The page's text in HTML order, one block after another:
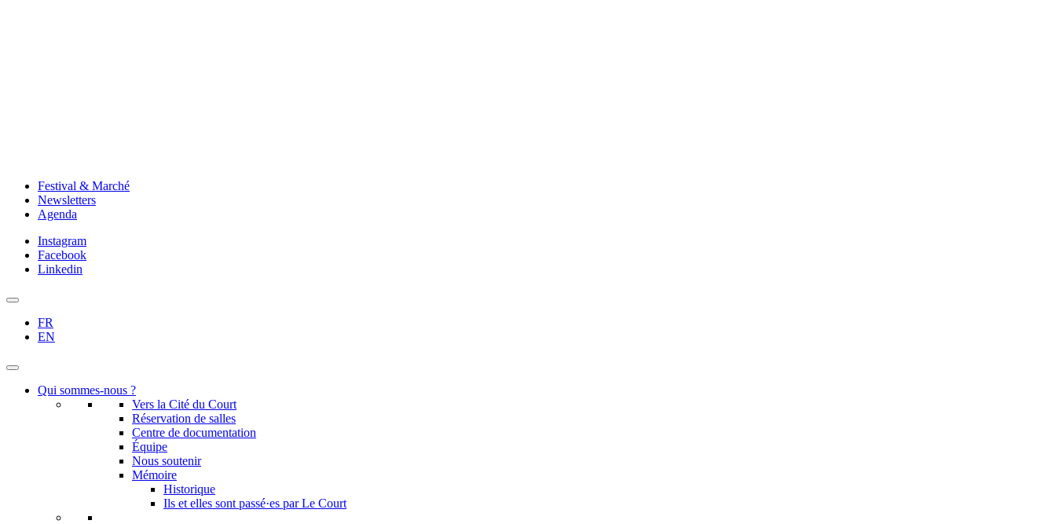
Festival & Marché
Newsletters
Agenda
Instagram
Facebook
Linkedin
FR
EN
Qui sommes-nous ?
Vers la Cité du Court
Réservation de salles
Centre de documentation
Équipe
Nous soutenir
Mémoire
Historique
Ils et elles sont passé·es par Le Court